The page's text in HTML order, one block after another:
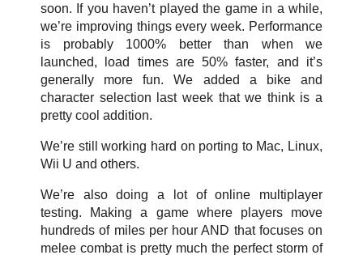
soon. If you haven’t played the game in a while,
we’re improving things every week. Performance
is probably 1000% better than when we
launched, load times are 50% faster, and it’s
generally more fun. We added a bike and
character selection last week that we think is a
pretty cool addition.
We’re still working hard on porting to Mac, Linux,
Wii U and others.
We’re also doing a lot of online multiplayer
testing. Making a game where players move
hundreds of miles per hour AND that focuses on
melee combat is pretty much the perfect storm of